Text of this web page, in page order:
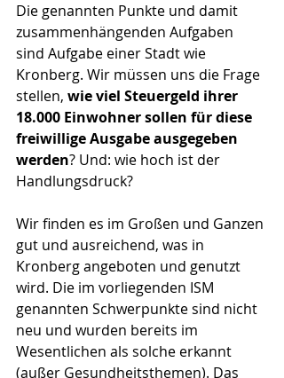
Die genannten Punkte und damit
zusammenhängenden Aufgaben
sind Aufgabe einer Stadt wie
Kronberg. Wir müssen uns die Frage
stellen, wie viel Steuergeld ihrer
18.000 Einwohner sollen für diese
freiwillige Ausgabe ausgegeben
werden? Und: wie hoch ist der
Handlungsdruck?
Wir finden es im Großen und Ganzen
gut und ausreichend, was in
Kronberg angeboten und genutzt
wird. Die im vorliegenden ISM
genannten Schwerpunkte sind nicht
neu und wurden bereits im
Wesentlichen als solche erkannt
(außer Gesundheitsthemen). Das